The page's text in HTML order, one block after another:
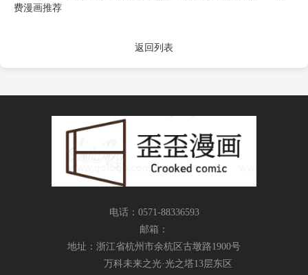
费漫画推荐
返回列表
电话：0571-88336593
邮箱：
地址：浙江省杭州市余杭区古墩路1900号
万科未来之光·光之塔13层东区